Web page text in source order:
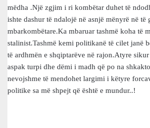
mëdha .Një zgjim i ri kombëtar duhet të
ishte dashur të ndalojë në asnjë mënyrë në të
mbarkombëtare.Ka mbaruar tashmë koha të
stalinist.Tashmë kemi politikanë të cilet janë
të ardhmën e shqiptarëve në rajon.Atyre
aspak turpi dhe dëmi i madh që po na
nevojshme të mendohet largimi i këtyre
politike sa më shpejt që është e mundur..!